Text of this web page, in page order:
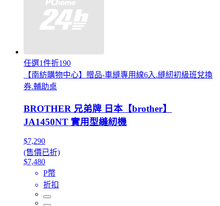
任選1件折190
【南紡購物中心】贈品-車縫專用線6入.縫紉初級班兌換
券.輔助桌
BROTHER 兄弟牌 日本【brother】
JA1450NT 實用型縫紉機
$7,290
(售價已折)
$7,480
P幣
折扣